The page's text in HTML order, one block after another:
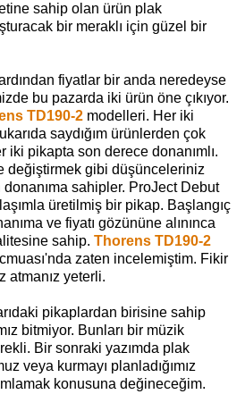
sahip olan ürün plak
bir meraklı için güzel bir
ardından fiyatlar bir anda neredeyse
bu pazarda iki ürün öne çıkıyor.
TD190-2 modelleri. Her iki
saydığım ürünlerden çok
iki pikapta son derece donanımlı.
değiştirmek gibi düşünceleriniz
sahipler. ProJect Debut
üretilmiş bir pikap. Başlangıç
ve fiyatı gözününe alınınca
sahip. Thorens TD190-2
zaten incelemiştim. Fikir
atmanız yeterli.
pikaplardan birisine sahip
bitmiyor. Bunları bir müzik
Bir sonraki yazımda plak
veya kurmayı planladığımız
konusuna değineceğim.